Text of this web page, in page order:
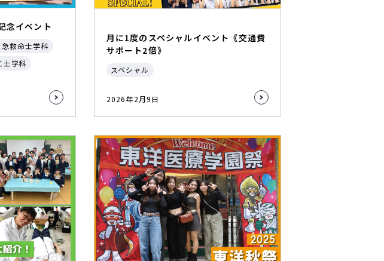
念イベント
救命士学科
士学科
月に1度のスペシャルイベント《交通費
サポート2倍》
スペシャル
2026年2月9日